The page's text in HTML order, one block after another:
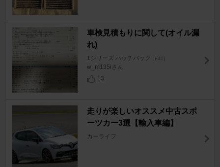
車検見積もりに関して(オイル漏
れ)
1シリーズ ハッチバック [F40]
w_m135iさん
13
走りが楽しいオススメ中古スポ
ーツカー3選【輸入車編】
カーライフ